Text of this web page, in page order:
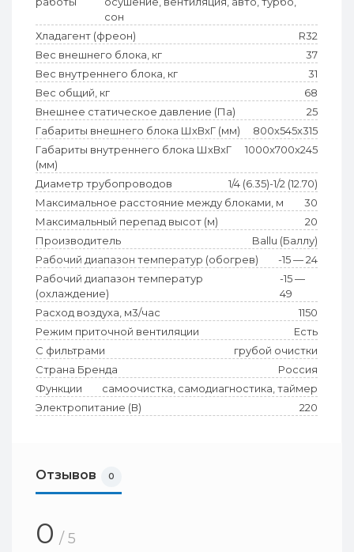
сон
Хладагент (фреон)
R32
Вес внешнего блока, кг
37
Вес внутреннего блока, кг
31
Вес общий, кг
68
Внешнее статическое давление (Па)
25
Габариты внешнего блока ШхВхГ (мм)
800x545x315
Габариты внутреннего блока ШхВхГ
(мм)
1000x700x245
Диаметр трубопроводов
1/4 (6.35)-1/2 (12.70)
Максимальное расстояние между блоками, м
30
Максимальный перепад высот (м)
20
Производитель
Ballu (Баллу)
Рабочий диапазон температур (обогрев)
-15 — 24
Рабочий диапазон температур
(охлаждение)
-15 —
49
Расход воздуха, м3/час
1150
Режим приточной вентиляции
Есть
С фильтрами
грубой очистки
Страна Бренда
Россия
Функции
самоочистка, самодиагностика, таймер
Электропитание (В)
220
Отзывов 0
0 / 5